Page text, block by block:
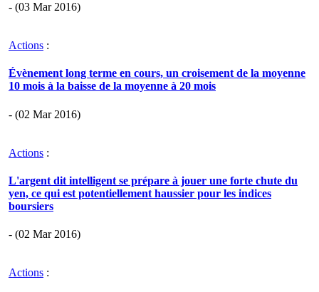
- (03 Mar 2016)
Actions :
Évènement long terme en cours, un croisement de la moyenne
10 mois à la baisse de la moyenne à 20 mois
- (02 Mar 2016)
Actions :
L'argent dit intelligent se prépare à jouer une forte chute du
yen, ce qui est potentiellement haussier pour les indices
boursiers
- (02 Mar 2016)
Actions :